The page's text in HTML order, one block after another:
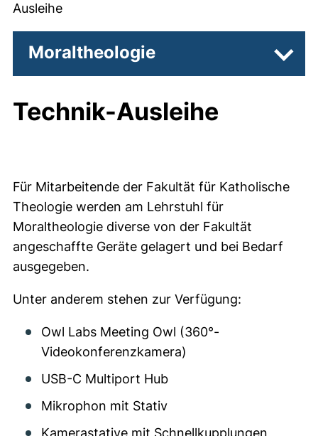
Ausleihe
Moraltheologie
Technik-Ausleihe
Für Mitarbeitende der Fakultät für Katholische
Theologie werden am Lehrstuhl für
Moraltheologie diverse von der Fakultät
angeschaffte Geräte gelagert und bei Bedarf
ausgegeben.
Unter anderem stehen zur Verfügung:
Owl Labs Meeting Owl (360°-
Videokonferenzkamera)
USB-C Multiport Hub
Mikrophon mit Stativ
Kamerastative mit Schnellkupplungen